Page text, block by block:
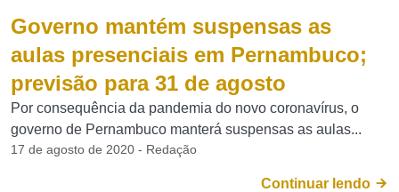
Governo mantém suspensas as
aulas presenciais em Pernambuco;
previsão para 31 de agosto
Por consequência da pandemia do novo coronavírus, o
governo de Pernambuco manterá suspensas as aulas...
17 de agosto de 2020 - Redação
Continuar lendo